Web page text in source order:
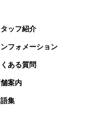
ッフ紹介
フォメーション
ある質問
案内
集